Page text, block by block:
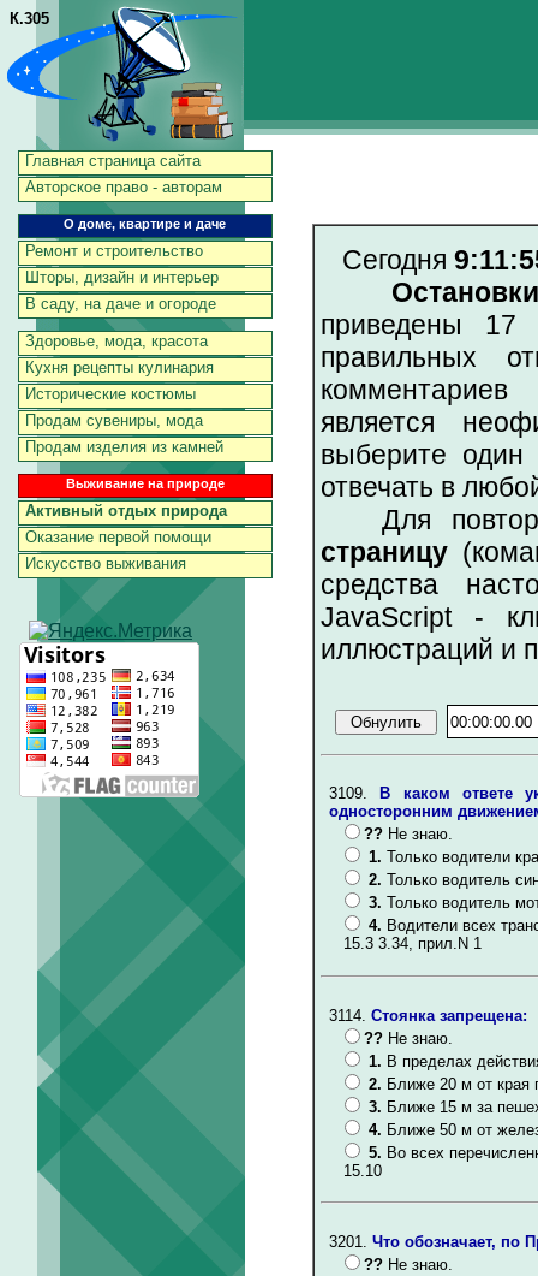
К.305
Главная страница сайта
Авторское право - авторам
О доме, квартире и даче
Ремонт и строительство
Шторы, дизайн и интерьер
В саду, на даче и огороде
Здоровье, мода, красота
Кухня рецепты кулинария
Исторические костюмы
Продам сувениры, мода
Продам изделия из камней
Выживание на природе
Активный отдых природа
Оказание первой помощи
Искусство выживания
Сегодня
приведены
правильных
комментариев
является
выберите
отвечать в
Для
страницу
средства
JavaScript -
иллюстраций и
3109.
В каком ответе
односторонним
?? Не знаю.
1. Только водители
2. Только водитель
3. Только водитель
4. Водители всех
15.3 3.34, прил.N 1
3114. Стоянка запрещена:
?? Не знаю.
1. В пределах
2. Ближе 20 м от края
3. Ближе 15 м за
4. Ближе 50 м от
5. Во всех
15.10
3201. Что обозначает, по
?? Не знаю.